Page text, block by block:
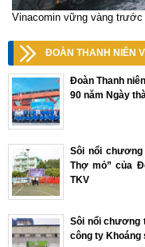
Vinacomin vững vàng trước
ĐOÀN THANH NIÊN
Đoàn Thanh
90 năm Ngày
Sôi nổi
Thợ mỏ” của
TKV
Sôi nổi chương
công ty Khoáng